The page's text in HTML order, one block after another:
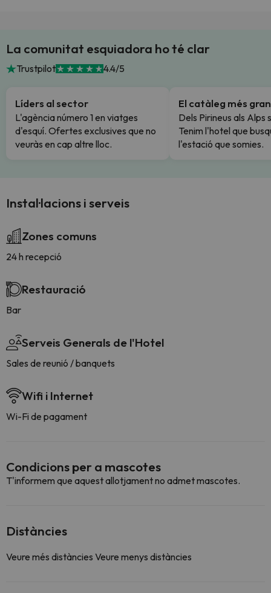
La comunitat esquiadora ho té clar
Trustpilot 4.4/5
Líders al sector
L'agència número 1 en viatges
d'esquí. Ofertes exclusives que no
veuràs en cap altre lloc.
El catàleg més gran
Dels Pirineus als Alps
Tenim l'hotel que
l'estació que somies.
Instal·lacions i serveis
Zones comuns
24 h recepció
Restauració
Bar
Serveis Generals de l'Hotel
Sales de reunió / banquets
Wifi i Internet
Wi-Fi de pagament
Condicions per a mascotes
T'informem que aquest allotjament no admet mascotes.
Distàncies
Veure més distàncies Veure menys distàncies